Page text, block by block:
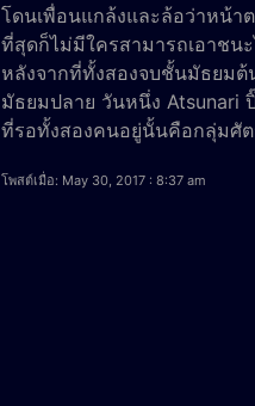
โดนเพื่อนแกล้งและล้อว่าหน้า
ที่สุดก็ไม่มีใครสามารถเอาชน
หลังจากที่ทั้งสองจบชั้นมัธยมต้
มัธยมปลาย วันหนึ่ง Atsunari
ที่รอทั้งสองคนอยู่นั้นคือกลุ่มศั
โพสต์เมื่อ: May 30, 2017 : 8:37 am